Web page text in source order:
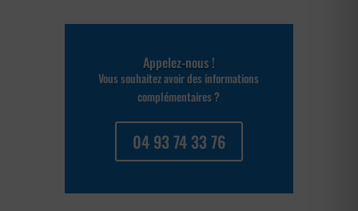
Appelez-nous !
Vous souhaitez avoir des informations
complémentaires ?
04 93 74 33 76